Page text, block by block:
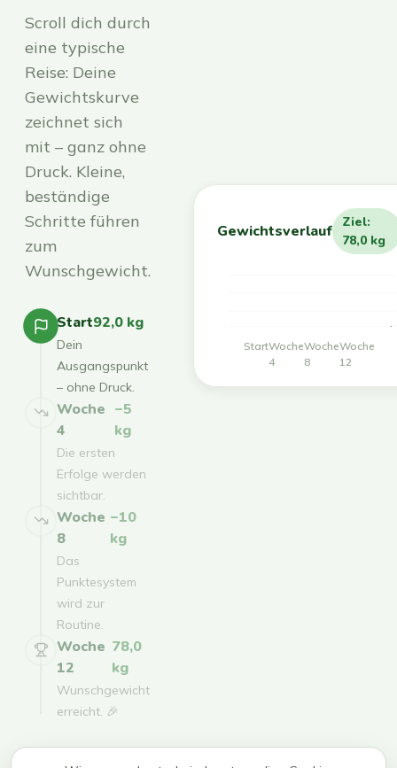
Scroll dich durch
eine typische
Reise: Deine
Gewichtskurve
zeichnet sich
mit – ganz ohne
Druck. Kleine,
beständige
Schritte führen
zum
Wunschgewicht.
Start92,0 kg
Dein
Ausgangspunkt
– ohne Druck.
Woche
4
−5
kg
Die ersten
Erfolge werden
sichtbar.
Woche
8
−10
kg
Das
Punktesystem
wird zur
Routine.
Woche
12
78,0
kg
Wunschgewicht
erreicht. 🎉
Gewichtsverlauf
Ziel:
78,0 kg
StartWoche
4
Woche
8
Woche
12